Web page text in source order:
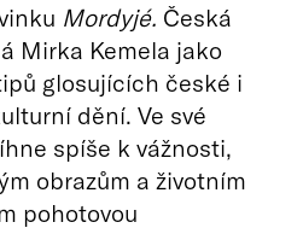
Mordyjé. Česká
Mirka Kemela jako
glosujících české i
dění. Ve své
spíše k vážnosti,
obrazům a životním
pohotovou